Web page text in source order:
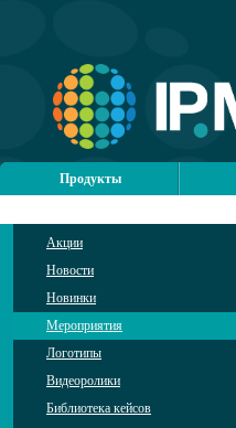
Продукты
Акции
Новости
Новинки
Мероприятия
Логотипы
Видеоролики
Библиотека кейсов